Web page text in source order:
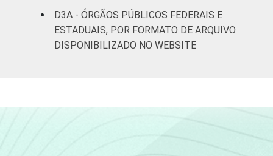
D3A - ÓRGÃOS PÚBLICOS FEDERAIS E
ESTADUAIS, POR FORMATO DE ARQUIVO
DISPONIBILIZADO NO WEBSITE